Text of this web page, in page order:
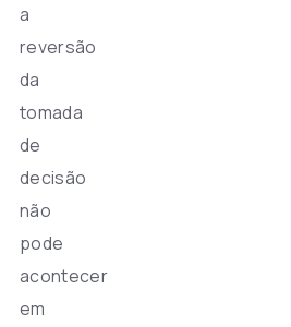
a
reversão
da
tomada
de
decisão
não
pode
acontecer
em